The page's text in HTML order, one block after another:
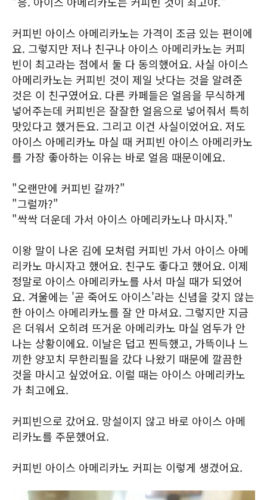
커피빈 아이스 아메리카노는 가격이 조금 있는 편이에
요. 그렇지만 저나 친구나 아이스 아메리카노는 커피
빈이 최고라는 점에서 둘 다 동의했어요. 사실 아이스
아메리카노는 커피빈 것이 제일 낫다는 것을 알려준
것은 이 친구였어요. 다른 카페들은 얼음을 무식하게
넣어주는데 커피빈은 잘잘한 얼음으로 넣어줘서 특히
맛있다고 했거든요. 그리고 이건 사실이었어요. 저도
아이스 아메리카노 마실 때 커피빈 아이스 아메리카노
를 가장 좋아하는 이유는 바로 얼음 때문이에요.
"오랜만에 커피빈 갈까?"
"그럴까?"
"싹싹 더운데 가서 아이스 아메리카노나 마시자."
이왕 말이 나온 김에 모처럼 커피빈 가서 아이스 아메
리카노 마시자고 했어요. 친구도 좋다고 했어요. 이제
정말로 아이스 아메리카노를 사서 마실 때가 되었어
요. 겨울에는 '곧 죽어도 아이스'라는 신념을 갖지 않는
한 아이스 아메리카노를 잘 안 마셔요. 그렇지만 지금
은 더워서 오히려 뜨거운 아메리카노 마실 엄두가 안
나는 상황이에요. 이날은 덥고 찐득했고, 가뜩이나 느
끼한 양꼬치 무한리필을 갔다 나왔기 때문에 깔끔한
것을 마시고 싶었어요. 이럴 때는 아이스 아메리카노
가 최고에요.
커피빈으로 갔어요. 망설이지 않고 바로 아이스 아메
리카노를 주문했어요.
커피빈 아이스 아메리카노 커피는 이렇게 생겼어요.